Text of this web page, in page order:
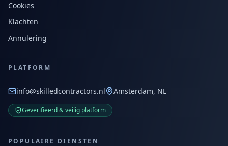
Cookies
Klachten
Annulering
PLATFORM
info@skilledcontractors.nl Amsterdam, NL
Geverifieerd & veilig platform
POPULAIRE DIENSTEN